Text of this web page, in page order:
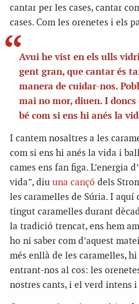
cantar per les cases, cantar
cases. Com les orenetes i els
Avui he vist en els ulls
gent gran, que cantar és
manera de cuidar-nos.
mai no mor, diuen. I doncs
bé com si ens hi anés la
I cantem nosaltres a les
com si ens hi anés la vida i
cames ens fan figa. L’energia
vida”, diu una cançó dels
les caramelles de Súria. I aquí
tingut caramelles durant
la tradició trencat, ens hem
ho ni saber com d’aquest
més enllà de les caramelles,
entrant-nos al cos: les
nostres cants, i el verd intens